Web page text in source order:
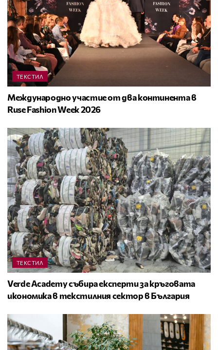
ТЕКСТИЛ
Международно участие от два континента в
Ruse Fashion Week 2026
ТЕКСТИЛ
Verde Academy събира експерти за кръговата
икономика в текстилния сектор в България